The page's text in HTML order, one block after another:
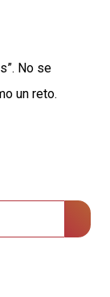
No se
un reto.